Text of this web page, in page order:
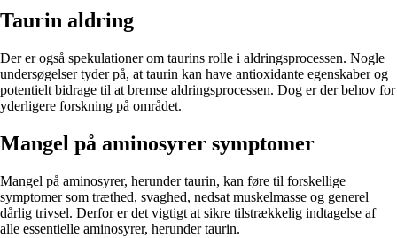
Taurin aldring
Der er også spekulationer om taurins rolle i aldringsprocessen. Nogle
undersøgelser tyder på, at taurin kan have antioxidante egenskaber og
potentielt bidrage til at bremse aldringsprocessen. Dog er der behov for
yderligere forskning på området.
Mangel på aminosyrer symptomer
Mangel på aminosyrer, herunder taurin, kan føre til forskellige
symptomer som træthed, svaghed, nedsat muskelmasse og generel
dårlig trivsel. Derfor er det vigtigt at sikre tilstrækkelig indtagelse af
alle essentielle aminosyrer, herunder taurin.